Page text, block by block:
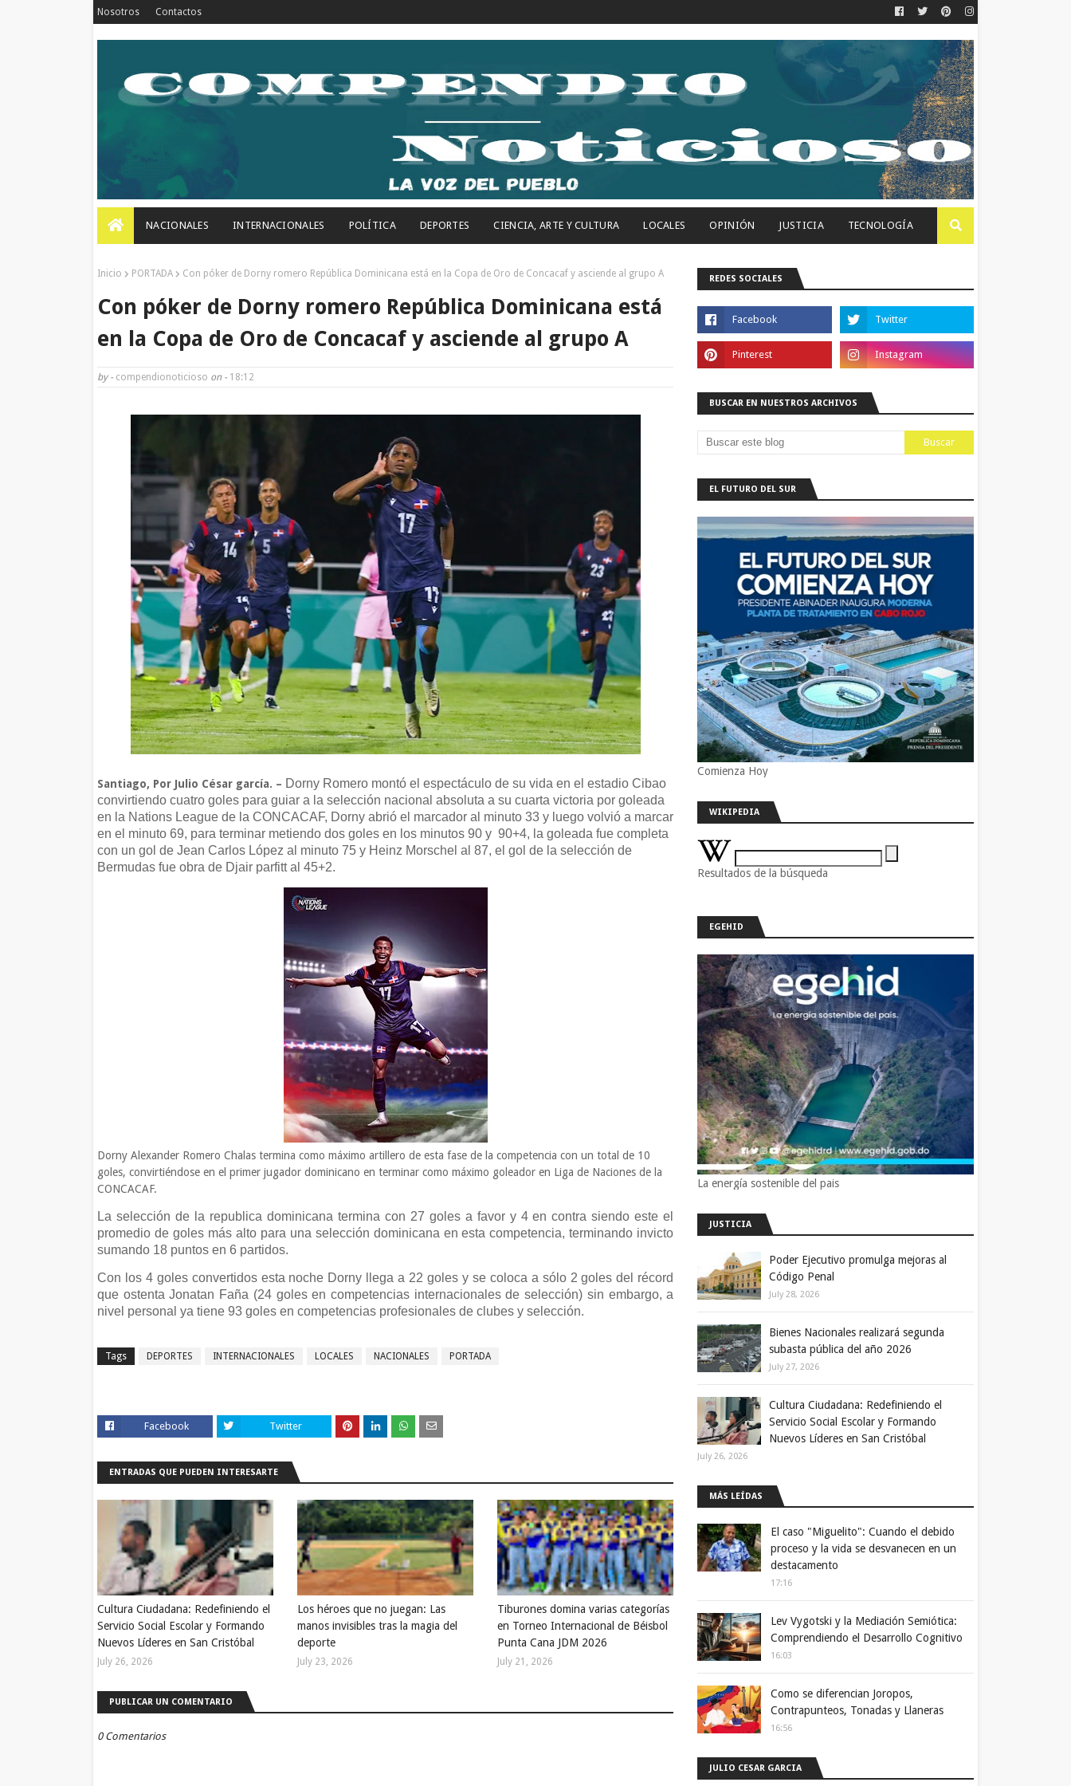
Nosotros Contactos
NACIONALES INTERNACIONALES POLÍTICA DEPORTES CIENCIA, ARTE Y CULTURA LOCALES OPINIÓN JUSTICIA TECNOLOGÍA
Inicio PORTADA Con póker de Dorny romero República Dominicana está en la Copa de Oro de Concacaf y asciende al grupo A
Con póker de Dorny romero República Dominicana está
en la Copa de Oro de Concacaf y asciende al grupo A
by - compendionoticioso on - 18:12
Santiago, Por Julio César garcía. – Dorny Romero montó el espectáculo de su vida en el estadio Cibao
convirtiendo cuatro goles para guiar a la selección nacional absoluta a su cuarta victoria por goleada
en la Nations League de la CONCACAF, Dorny abrió el marcador al minuto 33 y luego volvió a marcar
en el minuto 69, para terminar metiendo dos goles en los minutos 90 y 90+4, la goleada fue completa
con un gol de Jean Carlos López al minuto 75 y Heinz Morschel al 87, el gol de la selección de
Bermudas fue obra de Djair parfitt al 45+2.
Dorny Alexander Romero Chalas termina como máximo artillero de esta fase de la competencia con un total de 10
goles, convirtiéndose en el primer jugador dominicano en terminar como máximo goleador en Liga de Naciones de la
CONCACAF.
La selección de la republica dominicana termina con 27 goles a favor y 4 en contra siendo este el
promedio de goles más alto para una selección dominicana en esta competencia, terminando invicto
sumando 18 puntos en 6 partidos.
Con los 4 goles convertidos esta noche Dorny llega a 22 goles y se coloca a sólo 2 goles del récord
que ostenta Jonatan Faña (24 goles en competencias internacionales de selección) sin embargo, a
nivel personal ya tiene 93 goles en competencias profesionales de clubes y selección.
Tags DEPORTES INTERNACIONALES LOCALES NACIONALES PORTADA
Facebook Twitter
ENTRADAS QUE PUEDEN INTERESARTE
Cultura Ciudadana: Redefiniendo el
Servicio Social Escolar y Formando
Nuevos Líderes en San Cristóbal
July 26, 2026
Los héroes que no juegan: Las
manos invisibles tras la magia del
deporte
July 23, 2026
Tiburones domina varias categorías
en Torneo Internacional de Béisbol
Punta Cana JDM 2026
July 21, 2026
PUBLICAR UN COMENTARIO
0 Comentarios
REDES SOCIALES
BUSCAR EN NUESTROS ARCHIVOS
EL FUTURO DEL SUR
Comienza Hoy
WIKIPEDIA
Resultados de la búsqueda
EGEHID
La energía sostenible del pais
JUSTICIA
Poder Ejecutivo promulga mejoras al
Código Penal
July 28, 2026
Bienes Nacionales realizará segunda
subasta pública del año 2026
July 27, 2026
Cultura Ciudadana: Redefiniendo el
Servicio Social Escolar y Formando
Nuevos Líderes en San Cristóbal
July 26, 2026
MÁS LEÍDAS
El caso "Miguelito": Cuando el debido
proceso y la vida se desvanecen en un
destacamento
17:16
Lev Vygotski y la Mediación Semiótica:
Comprendiendo el Desarrollo Cognitivo
16:03
Como se diferencian Joropos,
Contrapunteos, Tonadas y Llaneras
16:56
JULIO CESAR GARCIA